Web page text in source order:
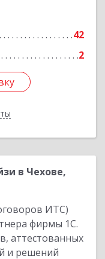
42
2
Подробнее
в Чехове,
ИТС)
фирмы 1С.
аттестованных
и решений